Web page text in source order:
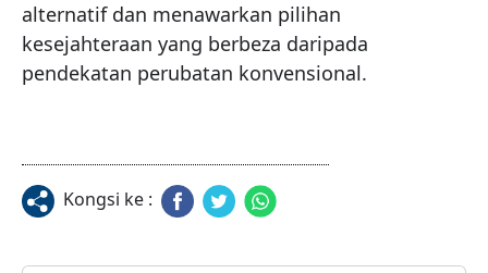
alternatif dan menawarkan pilihan
kesejahteraan yang berbeza daripada
pendekatan perubatan konvensional.
Kongsi ke :